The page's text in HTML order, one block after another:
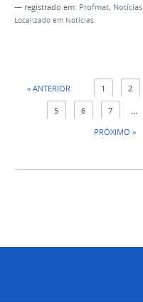
— registrado em: Profmat, Notícias
Localizado em Notícias
« ANTERIOR 1 2
5 6 7
PRÓXIMO »